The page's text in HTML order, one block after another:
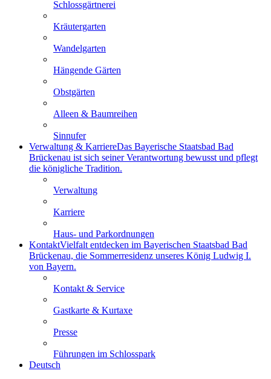
Schlossgärtnerei
Kräutergarten
Wandelgarten
Hängende Gärten
Obstgärten
Alleen & Baumreihen
Sinnufer
Verwaltung & KarriereDas Bayerische Staatsbad Bad
Brückenau ist sich seiner Verantwortung bewusst und pflegt
die königliche Tradition.
Verwaltung
Karriere
Haus- und Parkordnungen
KontaktVielfalt entdecken im Bayerischen Staatsbad Bad
Brückenau, die Sommerresidenz unseres König Ludwig I.
von Bayern.
Kontakt & Service
Gastkarte & Kurtaxe
Presse
Führungen im Schlosspark
Deutsch